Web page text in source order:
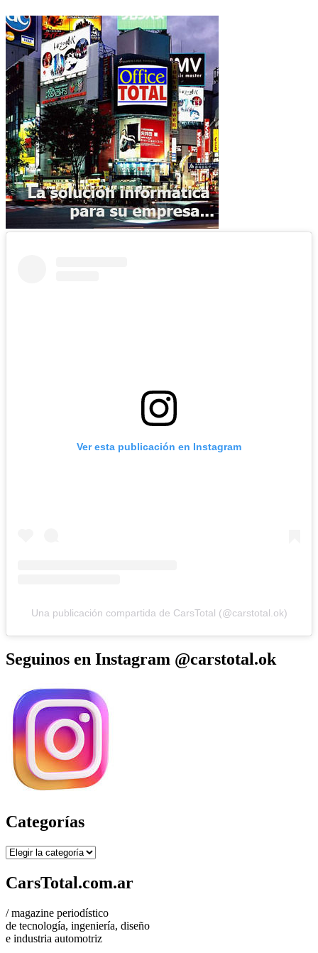
Ver esta publicación en Instagram
Una publicación compartida de CarsTotal (@carstotal.ok)
Seguinos en Instagram @carstotal.ok
Categorías
Categorías
CarsTotal.com.ar
/ magazine periodístico
de tecnología, ingeniería, diseño
e industria automotriz